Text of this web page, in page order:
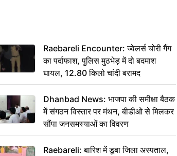
Raebareli Encounter: ज्वेलर्स चोरी गैंग
का पर्दाफाश, पुलिस मुठभेड़ में दो बदमाश
घायल, 12.80 किलो चांदी बरामद
Dhanbad News: भाजपा की समीक्षा बैठक
में संगठन विस्तार पर मंथन, बीडीओ से मिलकर
सौंपा जनसमस्याओं का विवरण
Raebareli: बारिश में डूबा जिला अस्पताल,